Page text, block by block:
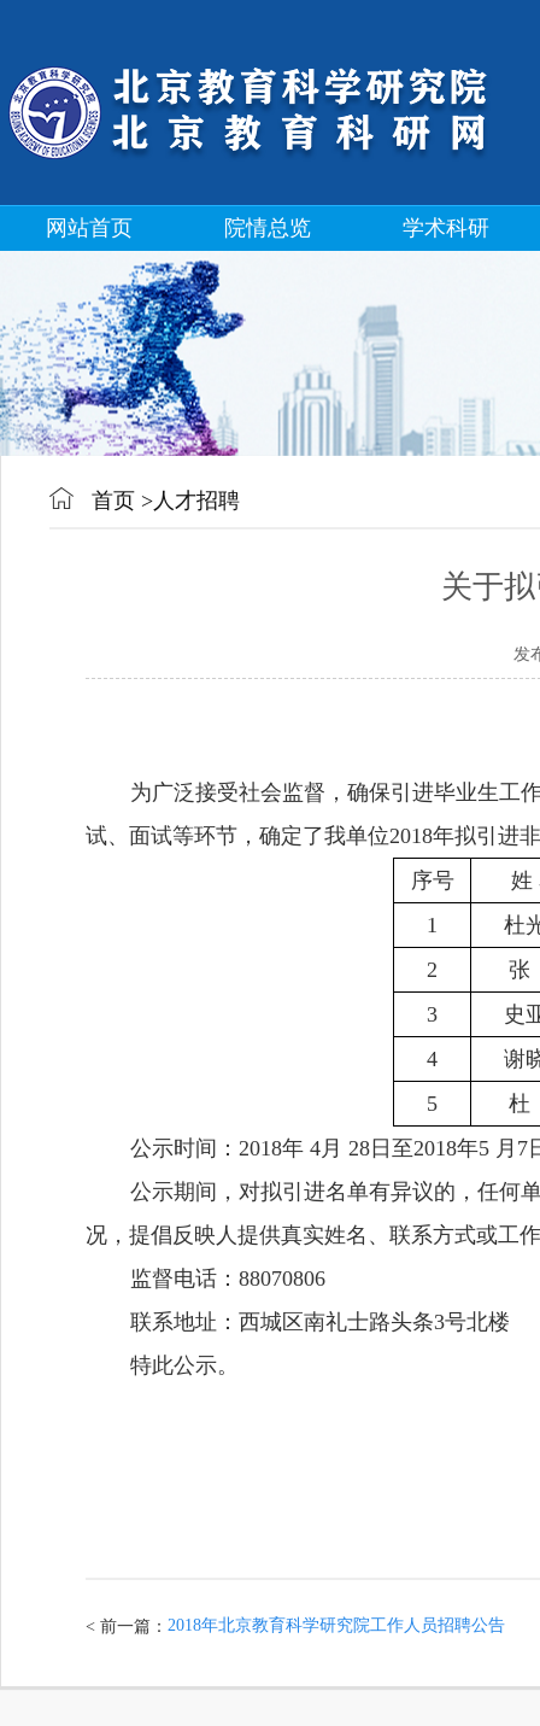
网站首页 院情总览 学术科研
首页 >人才招聘
关于
发
为广泛接受社会监督，确保引进毕业生工
试、面试等环节，确定了我单位2018年拟引进
序号
姓
1
杜
2
张
3
史
4
谢
5
杜
公示时间： 2018年 4月 28 日至2018年5 月 7
公示期间，对拟引进名单有异议的，任何
况，提倡反映人提供真实姓名、联系方式或工
监督电话： 88070806
联系地址：西城区南礼士路头条3号北楼
特此公示。
< 前一篇： 2018年北京教育科学研究院工作人员招聘公告